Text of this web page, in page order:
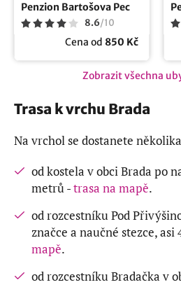
Penzion Bartošova Pec
8.6/10
Cena od 850 Kč
Zobrazit všechna
Trasa k vrchu Brada
Na vrchol se dostanete
od kostela v obci Brada po
metrů -trasa na mapě.
od rozcestníku Pod
značce a naučné stezce, asi
mapě.
od rozcestníku Bradačka v